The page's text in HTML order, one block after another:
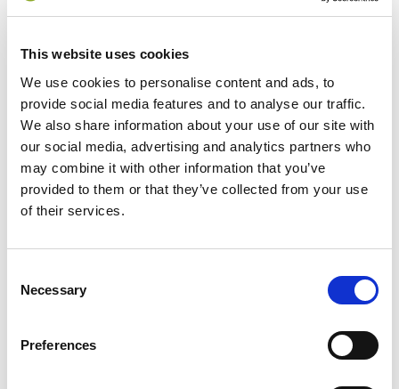
This website uses cookies
We use cookies to personalise content and ads, to
provide social media features and to analyse our traffic.
We also share information about your use of our site with
our social media, advertising and analytics partners who
may combine it with other information that you’ve
provided to them or that they’ve collected from your use
of their services.
Selection
Necessary
Preferences
PAGAMENTI
IBAN E PAGAMENTI INFORMATICI
OPERE PUBBLICHE
PIANIFICAZIONE E GOVERNO DEL
TERRITORIO
INFORMAZIONI AMBIENTALI
EMERGENZA
ACCESSIBILITÀ E CATALOGO DEI DATI,